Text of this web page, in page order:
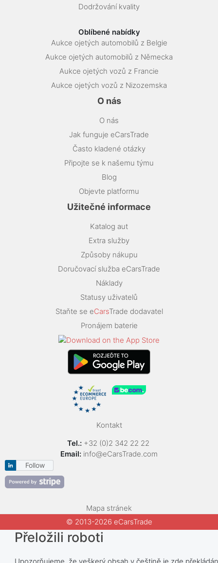
Dodržování kvality
Oblíbené nabídky
Aukce ojetých automobilů z Belgie
Aukce ojetých automobilů z Německa
Aukce ojetých vozů z Francie
Aukce ojetých vozů z Nizozemska
O nás
O nás
Jak funguje eCarsTrade
Často kladené otázky
Připojte se k našemu týmu
Blog
Objevte platformu
Užitečné informace
Katalog aut
Extra služby
Způsoby nákupu
Doručovací služba eCarsTrade
Náklady
Statusy uživatelů
Staňte se eCarsTrade dodavatel
Pronájem baterie
Kontakt
Tel.: +32 (0)2 342 22 22
Email: info@eCarsTrade.com
Follow
Mapa stránek
© 2013-2026 eCarsTrade
Přeložili roboti